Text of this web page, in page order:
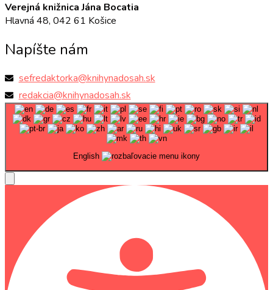
Verejná knižnica Jána Bocatia
Hlavná 48, 042 61 Košice
Napíšte nám
sefredaktorka@knihynadosah.sk
redakcia@knihynadosah.sk
English